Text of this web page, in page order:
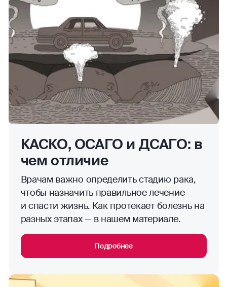
КАСКО, ОСАГО и ДСАГО: в
чем отличие
Врачам важно определить стадию рака,
чтобы назначить правильное лечение
и спасти жизнь. Как протекает болезнь на
разных этапах — в нашем материале.
Подробнее